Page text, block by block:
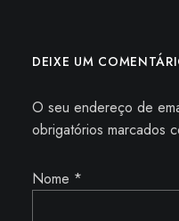
DEIXE UM
O seu endereço de
obrigatórios marcados
Nome *